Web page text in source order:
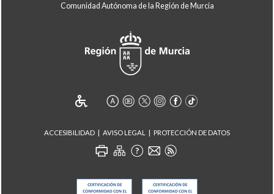
Comunidad Autónoma de la Región de Murcia
ACCESIBILIDAD AVISO LEGAL PROTECCIÓN DE DATOS